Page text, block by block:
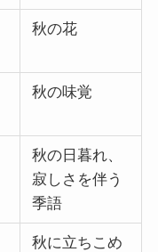
秋の花
秋の味覚
秋の日暮れ、
寂しさを伴う
季語
秋に立ちこめ